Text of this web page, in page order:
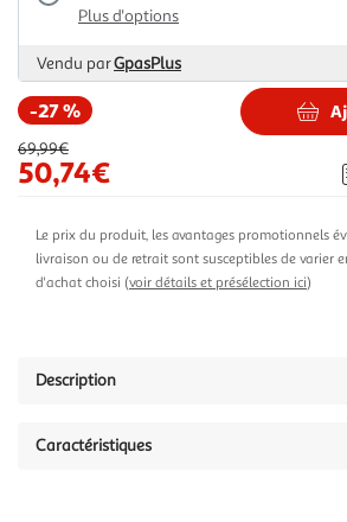
Plus d'options
Vendu parGpasPlus
-27 %
69,99€
50,74€
Le prix du produit, les avantages promotionnels
livraison ou de retrait sont susceptibles de varier
d'achat choisi (voir détails et présélection ici)
Description
Caractéristiques